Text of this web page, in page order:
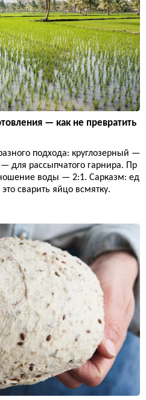
— как не превратить
подхода: круглозерный —
для рассыпчатого гарнира. Пр
воды — 2:1. Сарказм: ед
сварить яйцо всмятку.